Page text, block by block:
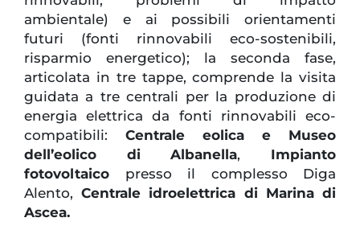
ambientale) e ai possibili orientamenti
futuri (fonti rinnovabili eco-sostenibili,
risparmio energetico); la seconda fase,
articolata in tre tappe, comprende la visita
guidata a tre centrali per la produzione di
energia elettrica da fonti rinnovabili eco-
compatibili: Centrale eolica e Museo
dell’eolico di Albanella, Impianto
fotovoltaico presso il complesso Diga
Alento,Centrale idroelettrica di Marina di
Ascea.